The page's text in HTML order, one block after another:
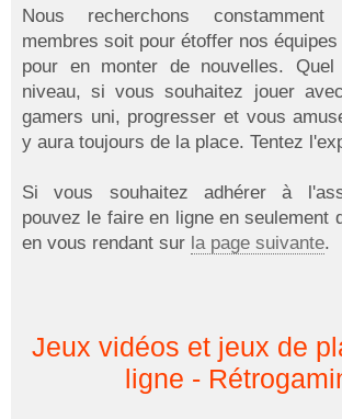
Nous recherchons
membres soit pour étoffer nos
pour en monter de nouvelles.
niveau, si vous souhaitez jouer
gamers uni, progresser et vous
y aura toujours de la place. Tentez
Si vous souhaitez adhérer à
pouvez le faire en ligne en seulement
en vous rendant sur la page suivante.
Jeux vidéos et jeux de
ligne -